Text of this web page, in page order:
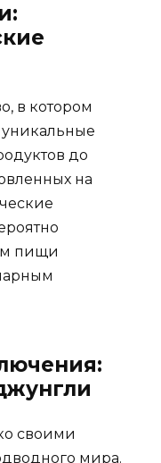
в котором
уникальные
до
на
пищи
своими
мира.